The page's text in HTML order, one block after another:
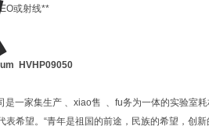
或射线**
HVHP09050
是一家集生产 、xiao售 、fu务为一体的实验室
表希望。“青年是祖国的前途，民族的希望，创